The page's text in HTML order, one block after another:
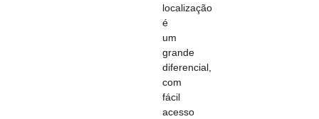
localização
é
um
grande
diferencial,
com
fácil
acesso